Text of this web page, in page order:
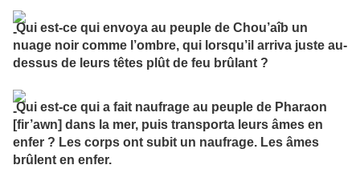
Qui est-ce qui envoya au peuple de Chou’aîb un
nuage noir comme l’ombre, qui lorsqu’il arriva juste au-
dessus de leurs têtes plût de feu brûlant ?
Qui est-ce qui a fait naufrage au peuple de Pharaon
[fir’awn] dans la mer, puis transporta leurs âmes en
enfer ? Les corps ont subit un naufrage. Les âmes
brûlent en enfer.